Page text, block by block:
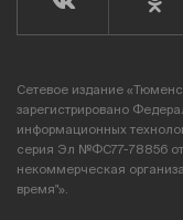
Сетевое издание
зарегистрировано
информационных
серия Эл №ФС77-78856 от
некоммерческая
время"».